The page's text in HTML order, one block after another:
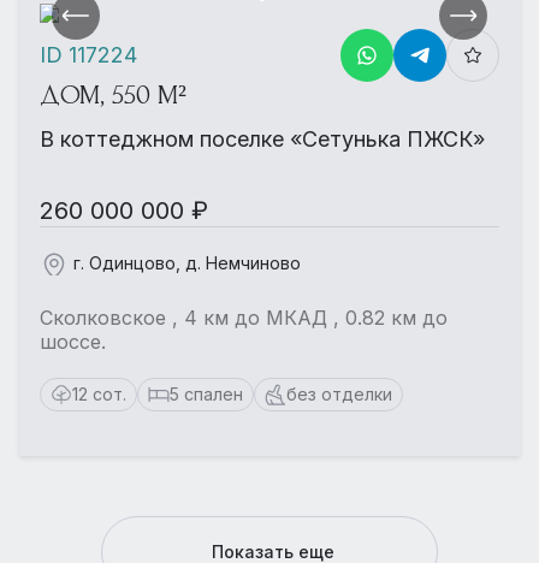
ДОМ, 550 М²
В коттеджном поселке «Сетунька ПЖСК»
260 000 000 ₽
г. Одинцово, д. Немчиново
Сколковское , 4 км до МКАД , 0.82 км до
шоссе.
12 сот. 5 спален без отделки
ID 117224
Показать еще